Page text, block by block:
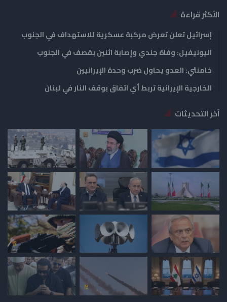
الأكثر قراءة
إسرائيل تعلن تعرض مركبة عسكرية للاستهداف في الجنوب
اليونيفيل: وفاة جندي وإصابة اثنين بقصف في الجنوب
خامنئي: العدو يحاول ضرب وحدة الإيرانيين
الخارجية الإيرانية تربط أي اتفاق بوقف النار في لبنان
آخر التحديثات